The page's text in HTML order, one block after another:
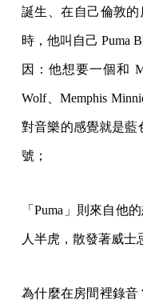
誕生、在自己倫敦
時，他叫自己 Puma
因：他想要一個和
Wolf、Memphis
對音樂的感覺就是藍
號；
「Puma」則來自他
人半虎，散發著威士
為什麼在房間裡錄音